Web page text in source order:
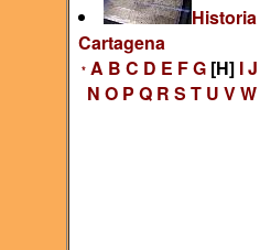
Historia
Cartagena
* A B C D E FG [H] IJ
N O P Q R S T U VW